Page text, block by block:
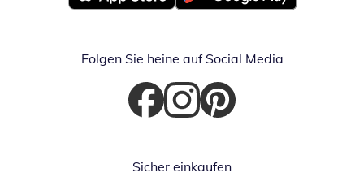
Öffnet in neuem FensterÖffnet in neuem Fenster
Folgen Sie heine auf Social Media
Öffnet in neuem Fenster
Öffnet in neuem Fenster
Öffnet in neuem Fenster
Sicher einkaufen